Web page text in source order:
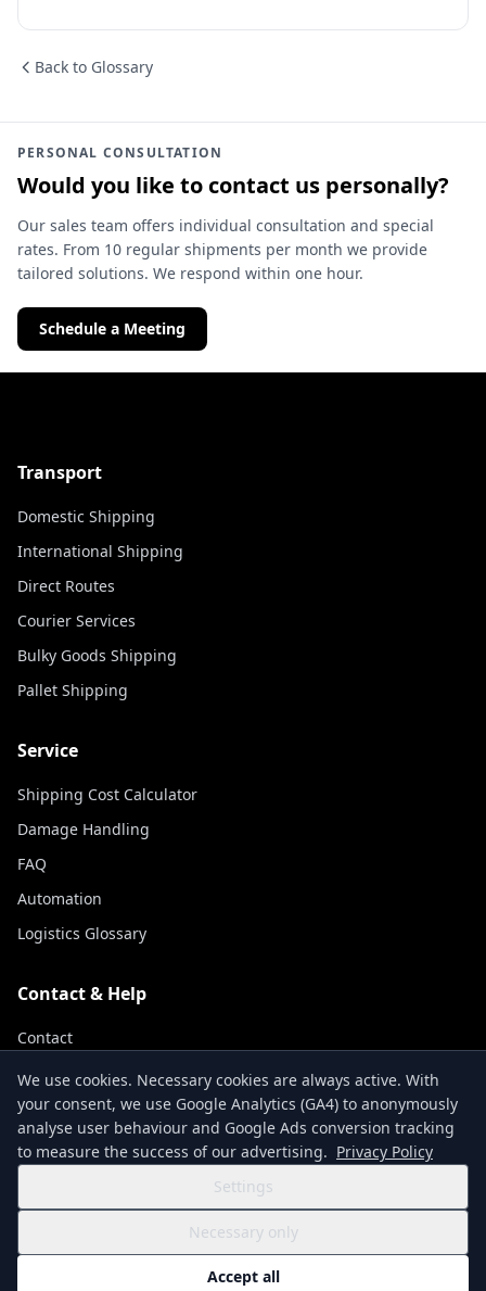
Back to Glossary
PERSONAL CONSULTATION
Would you like to contact us personally?
Our sales team offers individual consultation and special
rates. From 10 regular shipments per month we provide
tailored solutions. We respond within one hour.
Schedule a Meeting
Transport
Domestic Shipping
International Shipping
Direct Routes
Courier Services
Bulky Goods Shipping
Pallet Shipping
Service
Shipping Cost Calculator
Damage Handling
FAQ
Automation
Logistics Glossary
Contact & Help
Contact
Track Shipment
About Us
© 2026 NexCargo GmbH
Cookie Settings
We use cookies. Necessary cookies are always active. With
your consent, we use Google Analytics (GA4) to anonymously
analyse user behaviour and Google Ads conversion tracking
to measure the success of our advertising. Privacy Policy
Settings
Necessary only
Accept all